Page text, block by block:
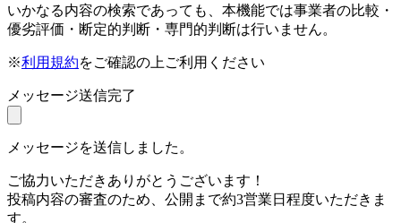
いかなる内容の検索であっても、本機能では事業者の比較・
優劣評価・断定的判断・専門的判断は行いません。
※利用規約をご確認の上ご利用ください
メッセージ送信完了
メッセージを送信しました。
ご協力いただきありがとうございます！
投稿内容の審査のため、公開まで約3営業日程度いただきま
す。